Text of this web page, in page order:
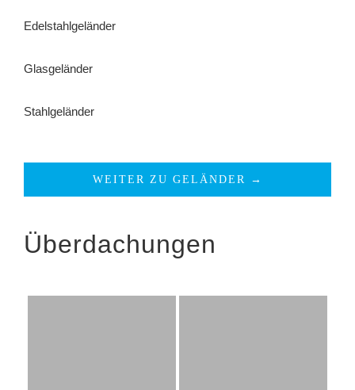
Edelstahlgeländer
Glasgeländer
Stahlgeländer
WEITER ZU GELÄNDER →
Überdachungen